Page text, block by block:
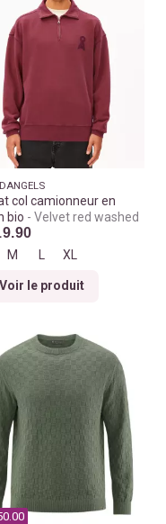
col camionneur en
bio
Velvet red washed
M XL
Voir le produit